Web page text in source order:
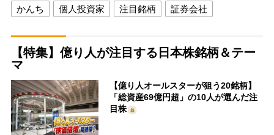
かんち 個人投資家 注目銘柄 証券会社
【特集】億り人が注目する日本株銘柄＆テー
マ
【億り人オールスターが狙う20銘柄】
「総資産69億円超」の10人が選んだ注
目株